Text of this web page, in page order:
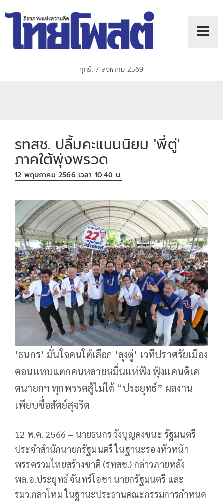
ศุกร์, 7 สิงหาคม 2569
รทสช. ปลื้มคะแนนนิยม 'พี่ตู่'
ภาคใต้พุ่งพรวด
12 พฤษภาคม 2566 เวลา 10:40 น.
‘ธนกร’ มั่นใจคนใต้เลือก ‘ลุงตู่’ เวทีปราศรัยเมือง
คอนแทบแตกคนหลายหมื่นแห่ฟัง ฟุ้งแคนดิเด
ตนายกฯ ทุกพรรคสู้ไม่ได้ “ประยุทธ์” ผลงาน
เพียบซื่อสัตย์สุจริต
12 พ.ค. 2566 – นายธนกร วังบุญคงชนะ รัฐมนตรี
ประจำสำนักนายกรัฐมนตรี ในฐานะรองหัวหน้า
พรรครวมไทยสร้างชาติ (รทสช.) กล่าวภายหลัง
พล.อ.ประยุทธ์ จันทร์โอชา นายกรัฐมนตรี และ
รมว.กลาโหม ในฐานะประธานคณะกรรมการกำหนด